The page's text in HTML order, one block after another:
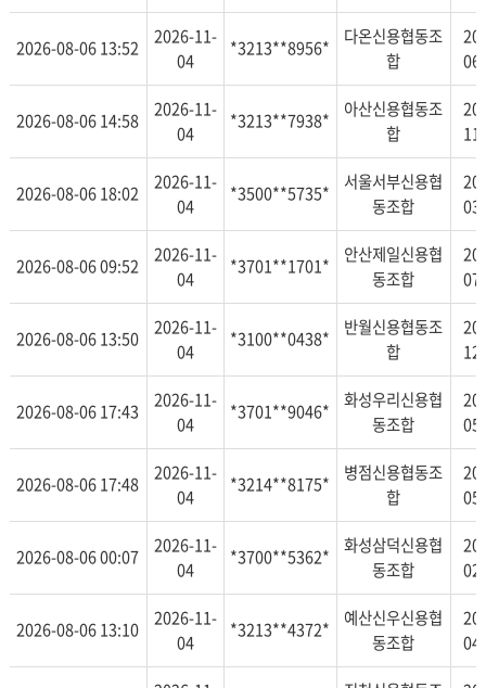
2026-08-06 13:52
2026-11-
04
*3213**8956*
다온신용협동조
합
2026-08-06 14:58
2026-11-
04
*3213**7938*
아산신용협동조
합
2026-08-06 18:02
2026-11-
04
*3500**5735*
서울서부신용협
동조합
2026-08-06 09:52
2026-11-
04
*3701**1701*
안산제일신용협
동조합
2026-08-06 13:50
2026-11-
04
*3100**0438*
반월신용협동조
합
2026-08-06 17:43
2026-11-
04
*3701**9046*
화성우리신용협
동조합
2026-08-06 17:48
2026-11-
04
*3214**8175*
병점신용협동조
합
2026-08-06 00:07
2026-11-
04
*3700**5362*
화성삼덕신용협
동조합
2026-08-06 13:10
2026-11-
04
*3213**4372*
예산신우신용협
동조합